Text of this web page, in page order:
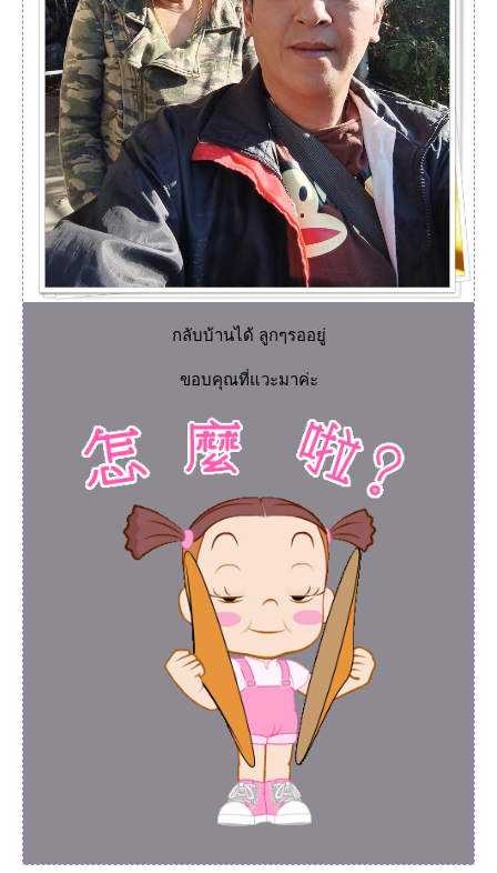
กลับบ้านได้ ลูกๆรออยู่
ขอบคุณที่แวะมาค่ะ